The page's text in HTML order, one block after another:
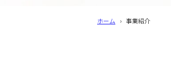
ホーム › 事業紹介